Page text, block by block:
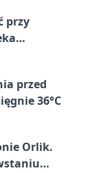
przy
przed
36°C
Orlik.